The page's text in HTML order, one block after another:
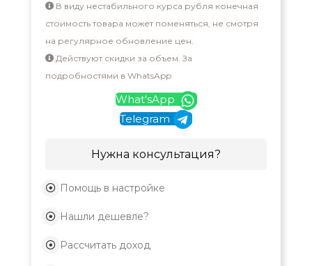
В виду нестабильного курса рубля конечная
стоимость товара может поменяться, не смотря
на регулярное обновление цен.
Действуют скидки за объем. За
подробностями в WhatsApp
What'sApp
Telegram
Нужна консультация?
Помощь в настройке
Нашли дешевле?
Рассчитать доход